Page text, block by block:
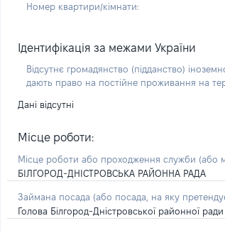
Номер квартири/кімнати:
Ідентифікація за межами України
Відсутнє громадянство (підданство)
дають право на постійне проживання на
Дані відсутні
Місце роботи:
Місце роботи або проходження служби (або
БІЛГОРОД-ДНІСТРОВСЬКА РАЙОННА РАДА
Займана посада (або посада, на яку
Голова Білгород-Дністровської районної